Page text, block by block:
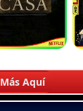
Más Aquí